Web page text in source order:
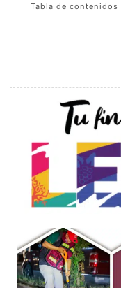
Tabla de contenidos